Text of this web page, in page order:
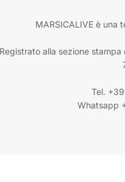
MARSICALIVE è una
Registrato alla sezione
Tel.
Whatsapp